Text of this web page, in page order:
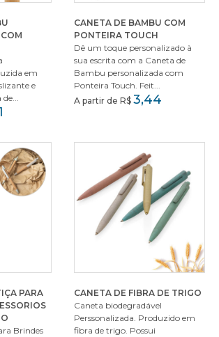
em
e
CANETA DE BAMBU COM
PONTEIRA TOUCH
Dê um toque personalizado à
sua escrita com a Caneta de
Bambu personalizada com
Ponteira Touch. Feit...
A partir de R$ 3,44
PARA
Brindes
CANETA DE FIBRA DE TRIGO
Caneta biodegradável
Perssonalizada. Produzido em
fibra de trigo. Possui